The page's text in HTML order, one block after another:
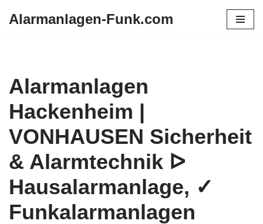
Alarmanlagen-Funk.com
Alarmanlagen
Hackenheim |
VONHAUSEN Sicherheit
& Alarmtechnik ᐅ
Hausalarmanlage, ✓
Funkalarmanlagen